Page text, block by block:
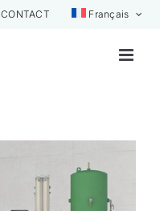
CONTACT Français